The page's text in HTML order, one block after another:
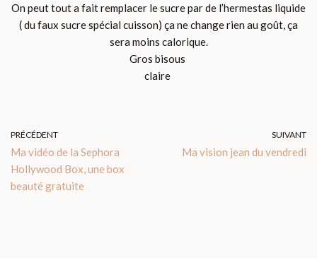
On peut tout a fait remplacer le sucre par de l’hermestas liquide
( du faux sucre spécial cuisson) ça ne change rien au goût, ça
sera moins calorique.
Gros bisous
claire
PRÉCÉDENT
Ma vidéo de la Sephora
Hollywood Box, une box
beauté gratuite
SUIVANT
Ma vision jean du vendredi